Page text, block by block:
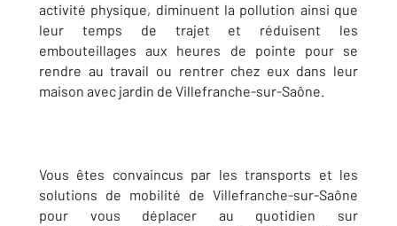
activité physique, diminuent la pollution ainsi que
leur temps de trajet et réduisent les
embouteillages aux heures de pointe pour se
rendre au travail ou rentrer chez eux dans leur
maison avec jardin de Villefranche-sur-Saône.
Vous êtes convaincus par les transports et les
solutions de mobilité de Villefranche-sur-Saône
pour vous déplacer au quotidien sur